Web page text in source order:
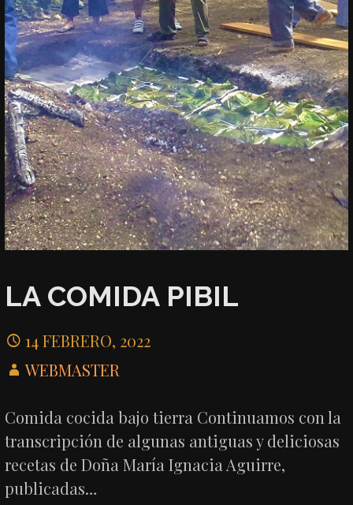
LA COMIDA PIBIL
14 FEBRERO, 2022
WEBMASTER
Comida cocida bajo tierra Continuamos con la
transcripción de algunas antiguas y deliciosas
recetas de Doña María Ignacia Aguirre,
publicadas…